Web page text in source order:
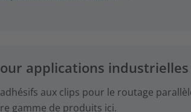
applications industrielles
aux clips pour le routage
gamme de produits ici.